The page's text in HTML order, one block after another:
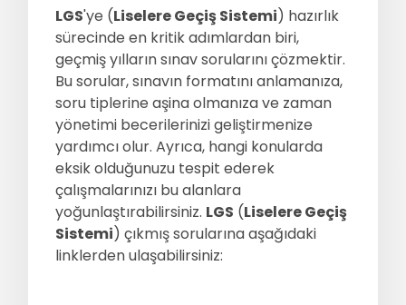
Eğitmen Kadromuz Ücretsiz Kaynaklar
Katılımcı Görüşleri Blog
Sıkça Sorulan Sorular Hakkımızda
İletisim
LGS'ye (Liselere Geçiş Sistemi) hazırlık
sürecinde en kritik adımlardan biri,
geçmiş yılların sınav sorularını çözmektir.
Bu sorular, sınavın formatını anlamanıza,
soru tiplerine aşina olmanıza ve zaman
yönetimi becerilerinizi geliştirmenize
yardımcı olur. Ayrıca, hangi konularda
eksik olduğunuzu tespit ederek
çalışmalarınızı bu alanlara
yoğunlaştırabilirsiniz. LGS (Liselere Geçiş
Sistemi) çıkmış sorularına aşağıdaki
linklerden ulaşabilirsiniz: